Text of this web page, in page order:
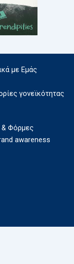
με Εμάς
γονεϊκότητας
& Φόρμες
awareness